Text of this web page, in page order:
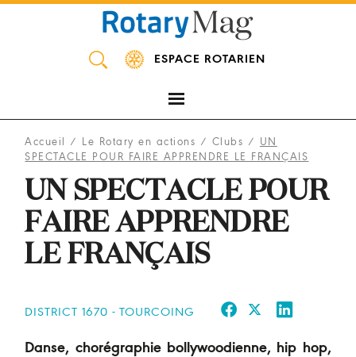
ESPACE ROTARIEN
Accueil / Le Rotary en actions / Clubs / UN
SPECTACLE POUR FAIRE APPRENDRE LE FRANÇAIS
UN SPECTACLE POUR
FAIRE APPRENDRE
LE FRANÇAIS
DISTRICT 1670 - TOURCOING
Danse, chorégraphie bollywoodienne, hip hop,
Panneau de gestion des cookies